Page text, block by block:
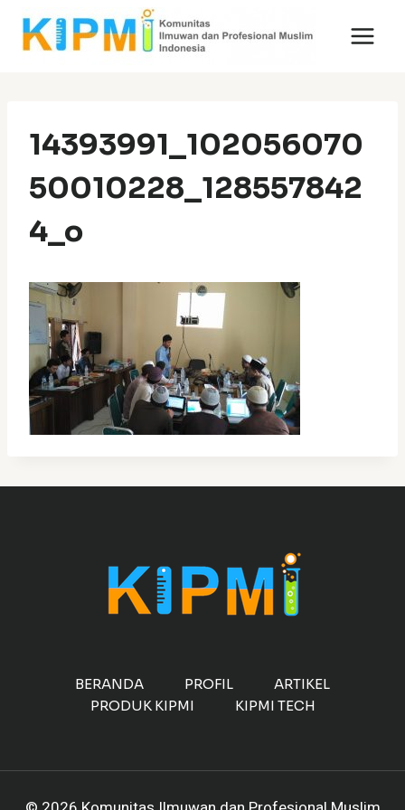
Skip
14393991_102056070
50010228_128557842
4_o
BERANDA PROFIL
ARTIKEL
PRODUK KIPMI
KIPMI TECH